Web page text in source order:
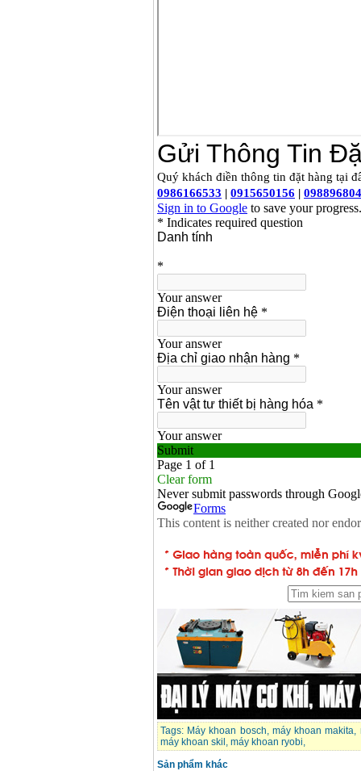
Tags: Máy khoan bosch, máy khoan makita,
máy khoan skil , máy khoan ryobi,
Sản phẩm khác